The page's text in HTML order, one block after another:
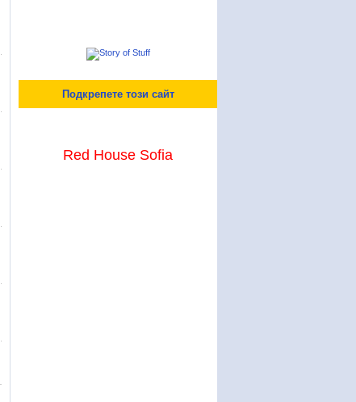
Подкрепете този сайт
Red House Sofia